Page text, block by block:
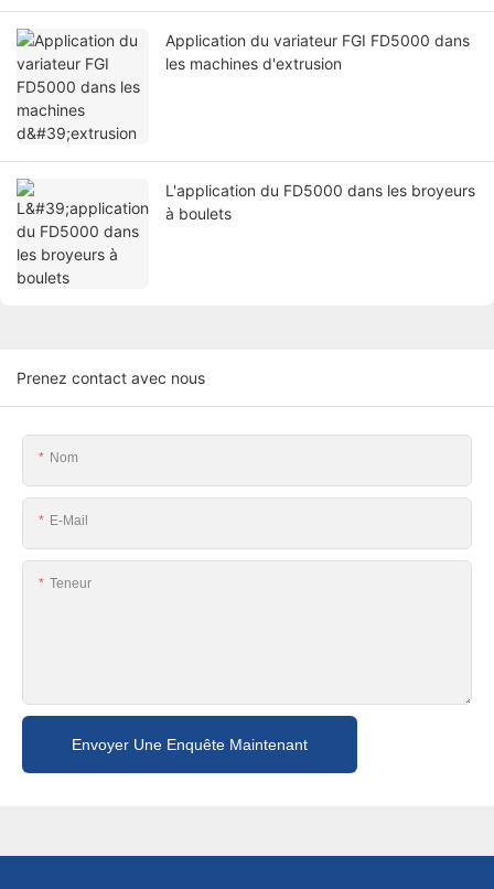
Application du variateur FGI FD5000 dans
les machines d'extrusion
L'application du FD5000 dans les broyeurs
à boulets
Prenez contact avec nous
Nom
E-Mail
Teneur
Envoyer Une Enquête Maintenant